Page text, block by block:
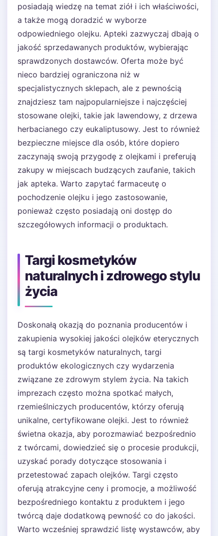
posiadają wiedzę na temat ziół i ich właściwości,
a także mogą doradzić w wyborze
odpowiedniego olejku. Apteki zazwyczaj dbają o
jakość sprzedawanych produktów, wybierając
sprawdzonych dostawców. Oferta może być
nieco bardziej ograniczona niż w
specjalistycznych sklepach, ale z pewnością
znajdziesz tam najpopularniejsze i najczęściej
stosowane olejki, takie jak lawendowy, z drzewa
herbacianego czy eukaliptusowy. Jest to również
bezpieczne miejsce dla osób, które dopiero
zaczynają swoją przygodę z olejkami i preferują
zakupy w miejscach budzących zaufanie, takich
jak apteka. Warto zapytać farmaceutę o
pochodzenie olejku i jego zastosowanie,
ponieważ często posiadają oni dostęp do
szczegółowych informacji o produktach.
Targi kosmetyków
naturalnych i zdrowego stylu
życia
Doskonałą okazją do poznania producentów i
zakupienia wysokiej jakości olejków eterycznych
są targi kosmetyków naturalnych, targi
produktów ekologicznych czy wydarzenia
związane ze zdrowym stylem życia. Na takich
imprezach często można spotkać małych,
rzemieślniczych producentów, którzy oferują
unikalne, certyfikowane olejki. Jest to również
świetna okazja, aby porozmawiać bezpośrednio
z twórcami, dowiedzieć się o procesie produkcji,
uzyskać porady dotyczące stosowania i
przetestować zapach olejków. Targi często
oferują atrakcyjne ceny i promocje, a możliwość
bezpośredniego kontaktu z produktem i jego
twórcą daje dodatkową pewność co do jakości.
Warto wcześniej sprawdzić listę wystawców, aby